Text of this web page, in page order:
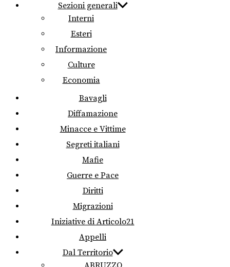
Sezioni generali
Interni
Esteri
Informazione
Culture
Economia
Bavagli
Diffamazione
Minacce e Vittime
Segreti italiani
Mafie
Guerre e Pace
Diritti
Migrazioni
Iniziative di Articolo21
Appelli
Dal Territorio